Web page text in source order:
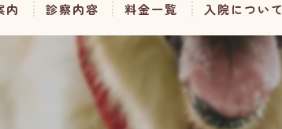
内
診察内容 料金一覧
予防・料金表
ホテル・トリミング
入院について